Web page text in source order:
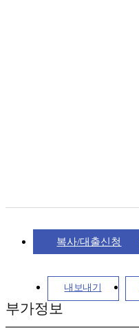
복사/대출신청
내보내기
부가정보